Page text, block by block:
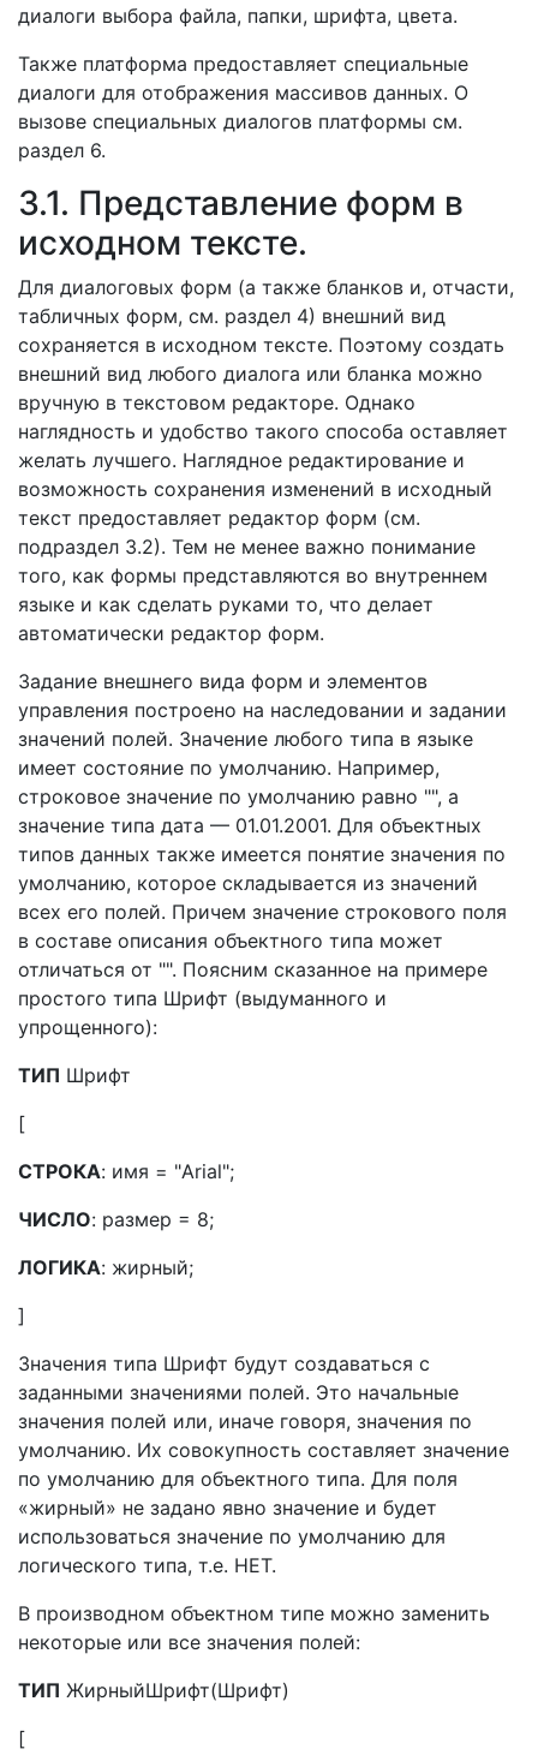
диалоги выбора файла, папки, шрифта, цвета.
Также платформа предоставляет специальные
диалоги для отображения массивов данных. О
вызове специальных диалогов платформы см.
раздел 6.
3.1. Представление форм в
исходном тексте.
Для диалоговых форм (а также бланков и, отчасти,
табличных форм, см. раздел 4) внешний вид
сохраняется в исходном тексте. Поэтому создать
внешний вид любого диалога или бланка можно
вручную в текстовом редакторе. Однако
наглядность и удобство такого способа оставляет
желать лучшего. Наглядное редактирование и
возможность сохранения изменений в исходный
текст предоставляет редактор форм (см.
подраздел 3.2). Тем не менее важно понимание
того, как формы представляются во внутреннем
языке и как сделать руками то, что делает
автоматически редактор форм.
Задание внешнего вида форм и элементов
управления построено на наследовании и задании
значений полей. Значение любого типа в языке
имеет состояние по умолчанию. Например,
строковое значение по умолчанию равно "", а
значение типа дата — 01.01.2001. Для объектных
типов данных также имеется понятие значения по
умолчанию, которое складывается из значений
всех его полей. Причем значение строкового поля
в составе описания объектного типа может
отличаться от "". Поясним сказанное на примере
простого типа Шрифт (выдуманного и
упрощенного):
ТИП Шрифт
[
СТРОКА: имя = "Arial";
ЧИСЛО: размер = 8;
ЛОГИКА: жирный;
]
Значения типа Шрифт будут создаваться с
заданными значениями полей. Это начальные
значения полей или, иначе говоря, значения по
умолчанию. Их совокупность составляет значение
по умолчанию для объектного типа. Для поля
«жирный» не задано явно значение и будет
использоваться значение по умолчанию для
логического типа, т.е. НЕТ.
В производном объектном типе можно заменить
некоторые или все значения полей:
ТИП ЖирныйШрифт(Шрифт)
[